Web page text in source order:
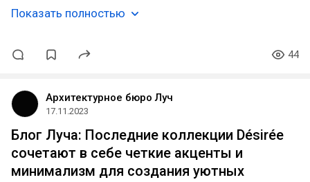
Показать полностью
44
Архитектурное бюро Луч
17.11.2023
Блог Луча: Последние коллекции Désirée
сочетают в себе четкие акценты и
минимализм для создания уютных